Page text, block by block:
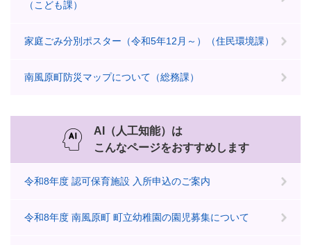
（こども課）
家庭ごみ分別ポスター（令和5年12月～）（住民環境課）
南風原町防災マップについて（総務課）
AI（人工知能）は
こんなページをおすすめします
令和8年度 認可保育施設 入所申込のご案内
令和8年度 南風原町 町立幼稚園の園児募集について